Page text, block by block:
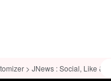
> JNews : Social, Like &